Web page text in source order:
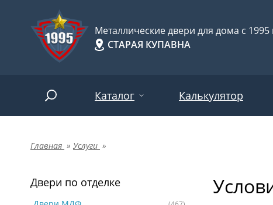
Металлические двери для дома с 1995
СТАРАЯ КУПАВНА
Каталог
Двери по отделке
Двери по назначению
Калькулятор
Главная » Услуги »
Двери по отделке